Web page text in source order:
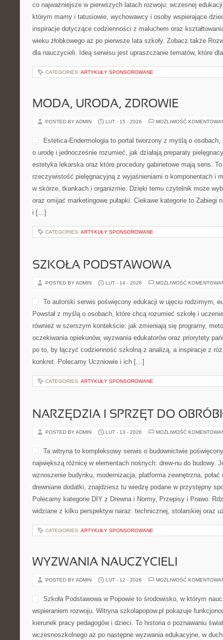
co najważniejsze w pierwszych latach rozwoju: wczesnej
którym mamy i tatusiowie, wychowawcy i osoby wspierające
inspiracje dotyczące codzienności z maluchem oraz
wieku żłobkowego aż po pierwsze lata szkoły. Zobacz także
dla nauczycieli. Ideą serwisu jest upraszczanie tematów, które
CATEGORIES: ARTYKUŁY SPONSOROWANE
MODA, URODA, ZDROWIE
POSTED BY ADMIN LUT - 15 - 2026 MOŻLIWOŚĆ
Estetica-Endermologia to portal tworzony z myślą o
o urodę i jednocześnie rozumieć, jak działają preparaty
estetyka lekarska oraz które procedury gabinetowe mają sens.
rzeczywistość pielęgnacyjną z wyjaśnieniami o komponentach i
w skórze, tkankach i organizmie. Dzięki temu czytelnik może
oraz omijać marketingowe pułapki. Ciekawe kategorie to Zabiegi
i […]
CATEGORIES: ARTYKUŁY SPONSOROWANE
SZKOŁA PODSTAWOWA
POSTED BY ADMIN LUT - 14 - 2026 MOŻLIWOŚĆ
To autorski serwis poświęcony edukacji w ujęciu rodzimym,
Powstał z myślą o osobach, które chcą rozumieć szkołę i
również w szerszym kontekście: jak zmieniają się programy,
oczekiwania opiekunów, wyzwania edukatorów oraz priorytety
po to, by łączyć codzienność szkolną z analizą, a inspiracje z
konkret. Polecamy Uczniowie i ich […]
CATEGORIES: ARTYKUŁY SPONSOROWANE
NARZĘDZIA I SPRZĘT DO
POSTED BY ADMIN LUT - 13 - 2026 MOŻLIWOŚĆ
Ta witryna to kompleksowy serwis o budownictwie
największą różnicę w elementach nośnych: drew-nu do budowy.
wznoszenie budynku, modernizacja, platforma zewnętrzna,
drewniane dodatki, znajdziesz tu wiedzę podane w przystępny
Polecamy kategorie DIY z Drewna i Normy, Przepisy i Prawo.
widziane z kilku perspektyw naraz: technicznej, stolarskiej oraz
CATEGORIES: ARTYKUŁY SPONSOROWANE
WYZWANIA NAUCZYCIELI
POSTED BY ADMIN LUT - 12 - 2026 MOŻLIWOŚĆ
Szkoła Podstawowa w Popowie to środowisko, w którym
wspieraniem rozwoju. Witryna szkolapopow.pl pokazuje
kierunek pracy pedagogów i dzieci. To historia o poznawaniu
wczesnoszkolnego aż po następne wyzwania edukacyjne, w